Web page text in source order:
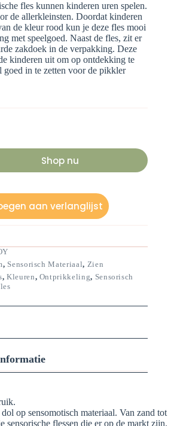
fles kunnen kinderen uren spelen.
de allerkleinsten. Doordat kinderen
de kleur rood kun je deze fles mooi
met speelgoed. Naast de fles, zit er
zakdoek in de verpakking. Deze
kinderen uit om op ontdekking te
goed in te zetten voor de pikkler
Shop nu
aan verlanglijst
, Sensorisch Materiaal, Zien
, Kleuren, Ontprikkeling, Sensorisch
op sensomotisch materiaal. Van zand tot
sensorische flessen die er op de markt zijn.